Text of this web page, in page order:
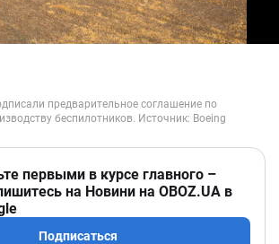
первыми в курсе главного –
на Новини на OBOZ.UA в
Подписаться